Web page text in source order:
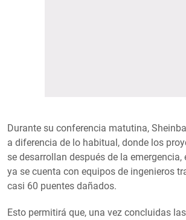
Durante su conferencia matutina,
a diferencia de lo habitual, donde los
se desarrollan después de la emergencia,
ya se cuenta con equipos de ingenieros
casi 60 puentes dañados.
Esto permitirá que, una vez concluidas